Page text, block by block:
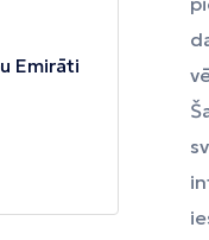
Emirāti